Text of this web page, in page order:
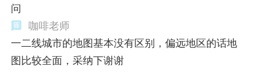
问
咖啡老师
一二线城市的地图基本没有区别，偏远地区的话地
图比较全面，采纳下谢谢